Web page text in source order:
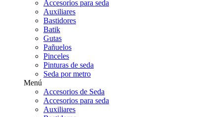
Accesorios para seda
Auxiliares
Bastidores
Batik
Gutas
Pañuelos
Pinceles
Pinturas de seda
Seda por metro
Menú
Accesorios de Seda
Accesorios para seda
Auxiliares